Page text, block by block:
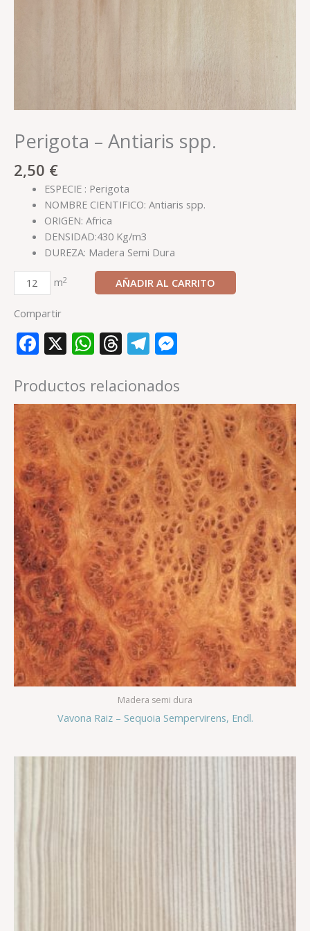
Perigota – Antiaris spp.
2,50 €
ESPECIE : Perigota
NOMBRE CIENTIFICO: Antiaris spp.
ORIGEN: Africa
DENSIDAD:430 Kg/m3
DUREZA: Madera Semi Dura
m2 AÑADIR AL CARRITO
Compartir
Facebook
X WhatsApp
Threads
Telegram
Productos relacionados
Madera semi dura
Vavona Raiz – Sequoia Sempervirens, Endl.